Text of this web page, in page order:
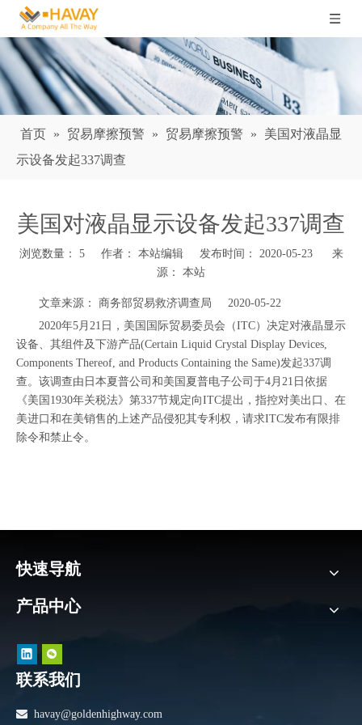
首页 » 贸易摩擦预警 » 贸易摩擦预警 »
美国对液晶显
示设备发起337调查
美国对液晶显示设备发起337调查
浏览数量： 5作者： 本站编辑 发布时间： 2020-05-23 来
源： 本站
["wechat","weibo","qzone","douban","email"]
文章来源： 商务部贸易救济调查局 2020-05-22
2020年5月21日，美国国际贸易委员会（ITC）决定对液晶显示
设备、其组件及下游产品(Certain Liquid Crystal Display Devices,
Components Thereof, and Products Containing the Same)发起337调
查。该调查由日本夏普公司和美国夏普电子公司于4月21日依据
《美国1930年关税法》第337节规定向ITC提出，指控对美出口、在
美进口和在美销售的上述产品侵犯其专利权，请求ITC发布有限排
除令和禁止令。
快速导航
产品中心
联系我们
 havay@goldenhighway.com